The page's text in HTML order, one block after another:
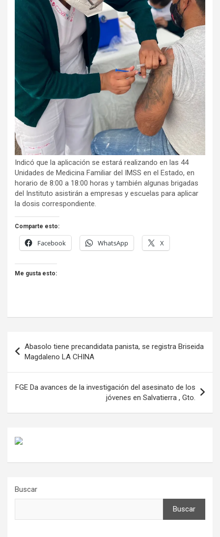
Indicó que la aplicación se estará realizando en las 44
Unidades de Medicina Familiar del IMSS en el Estado, en
horario de 8:00 a 18:00 horas y también algunas brigadas
del Instituto asistirán a empresas y escuelas para aplicar
la dosis correspondiente.
Comparte esto:
Facebook WhatsApp X
Me gusta esto:
de
entradas
Abasolo tiene precandidata panista, se registra Briseida
Magdaleno LA CHINA
FGE Da avances de la investigación del asesinato de los
jóvenes en Salvatierra , Gto.
Buscar
Buscar